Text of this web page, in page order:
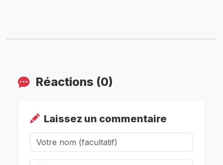
Réactions (0)
Laissez un commentaire